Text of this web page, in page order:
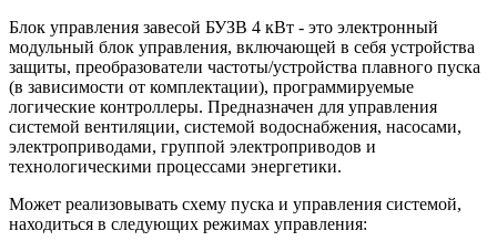
Блок управления завесой БУЗВ 4 кВт - это электронный
модульный блок управления, включающей в себя устройства
защиты, преобразователи частоты/устройства плавного пуска
(в зависимости от комплектации), программируемые
логические контроллеры. Предназначен для управления
системой вентиляции, системой водоснабжения, насосами,
электроприводами, группой электроприводов и
технологическими процессами энергетики.
Может реализовывать схему пуска и управления системой,
находиться в следующих режимах управления: